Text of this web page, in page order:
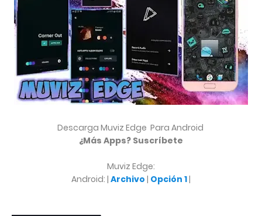
Descarga Muviz Edge Para Android
¿Más Apps? Suscríbete
Muviz Edge:
Android: | Archivo | Opción 1|